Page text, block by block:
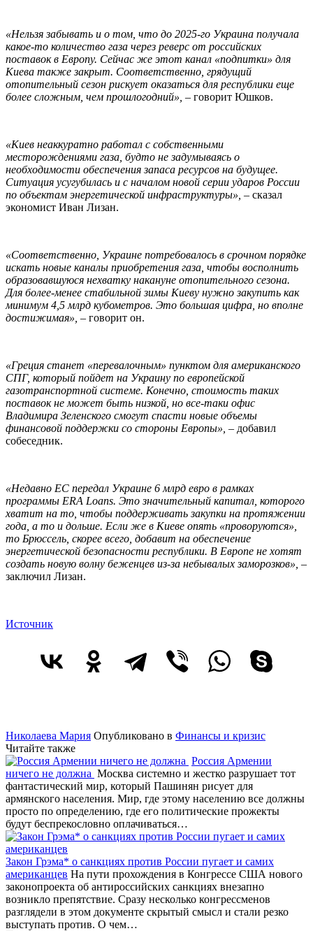
«Нельзя забывать и о том, что до 2025-го Украина получала
какое-то количество газа через реверс от российских
поставок в Европу. Сейчас же этот канал «подпитки» для
Киева также закрыт. Соответственно, грядущий
отопительный сезон рискует оказаться для республики еще
более сложным, чем прошлогодний», – говорит Юшков.
«Киев неаккуратно работал с собственными
месторождениями газа, будто не задумываясь о
необходимости обеспечения запаса ресурсов на будущее.
Ситуация усугубилась и с началом новой серии ударов России
по объектам энергетической инфраструктуры», – сказал
экономист Иван Лизан.
«Соответственно, Украине потребовалось в срочном порядке
искать новые каналы приобретения газа, чтобы восполнить
образовавшуюся нехватку накануне отопительного сезона.
Для более-менее стабильной зимы Киеву нужно закупить как
минимум 4,5 млрд кубометров. Это большая цифра, но вполне
достижимая», – говорит он.
«Греция станет «перевалочным» пунктом для американского
СПГ, который пойдет на Украину по европейской
газотранспортной системе. Конечно, стоимость таких
поставок не может быть низкой, но все-таки офис
Владимира Зеленского смогут спасти новые объемы
финансовой поддержки со стороны Европы», – добавил
собеседник.
«Недавно ЕС передал Украине 6 млрд евро в рамках
программы ERA Loans. Это значительный капитал, которого
хватит на то, чтобы поддерживать закупки на протяжении
года, а то и дольше. Если же в Киеве опять «проворуются»,
то Брюссель, скорее всего, добавит на обеспечение
энергетической безопасности республики. В Европе не хотят
создать новую волну беженцев из-за небывалых заморозков», –
заключил Лизан.
Источник
Николаева Мария Опубликовано в Финансы и кризис
Читайте также
Россия Армении
ничего не должна Москва системно и жестко разрушает тот
фантастический мир, который Пашинян рисует для
армянского населения. Мир, где этому населению все должны
просто по определению, где его политические прожекты
будут беспрекословно оплачиваться…
Закон Грэма* о санкциях против России пугает и самих
американцев На пути прохождения в Конгрессе США нового
законопроекта об антироссийских санкциях внезапно
возникло препятствие. Сразу несколько конгрессменов
разглядели в этом документе скрытый смысл и стали резко
выступать против. О чем…